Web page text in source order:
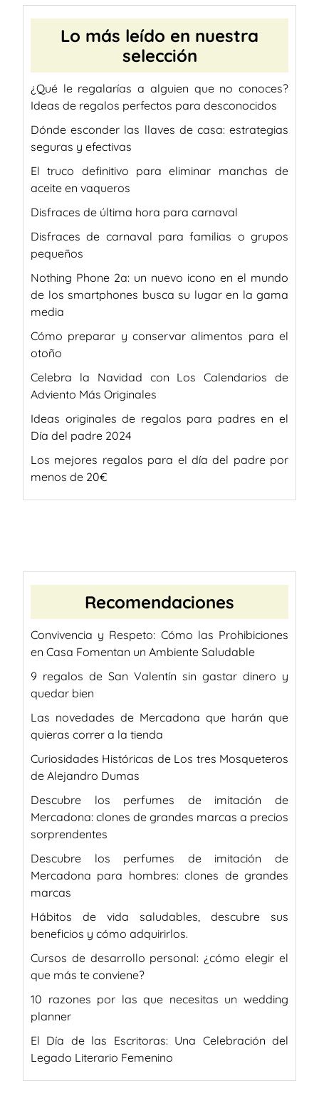
Lo más leído en nuestra
selección
¿Qué le regalarías a alguien que no conoces?
Ideas de regalos perfectos para desconocidos
Dónde esconder las llaves de casa: estrategias
seguras y efectivas
El truco definitivo para eliminar manchas de
aceite en vaqueros
Disfraces de última hora para carnaval
Disfraces de carnaval para familias o grupos
pequeños
Nothing Phone 2a: un nuevo icono en el mundo
de los smartphones busca su lugar en la gama
media
Cómo preparar y conservar alimentos para el
otoño
Celebra la Navidad con Los Calendarios de
Adviento Más Originales
Ideas originales de regalos para padres en el
Día del padre 2024
Los mejores regalos para el día del padre por
menos de 20€
Recomendaciones
Convivencia y Respeto: Cómo las Prohibiciones
en Casa Fomentan un Ambiente Saludable
9 regalos de San Valentín sin gastar dinero y
quedar bien
Las novedades de Mercadona que harán que
quieras correr a la tienda
Curiosidades Históricas de Los tres Mosqueteros
de Alejandro Dumas
Descubre los perfumes de imitación de
Mercadona: clones de grandes marcas a precios
sorprendentes
Descubre los perfumes de imitación de
Mercadona para hombres: clones de grandes
marcas
Hábitos de vida saludables, descubre sus
beneficios y cómo adquirirlos.
Cursos de desarrollo personal: ¿cómo elegir el
que más te conviene?
10 razones por las que necesitas un wedding
planner
El Día de las Escritoras: Una Celebración del
Legado Literario Femenino